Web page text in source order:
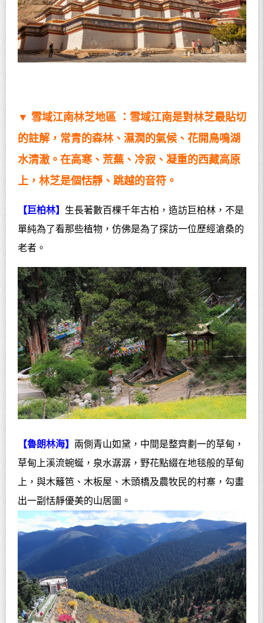
▼ 雪域江南林芝地區 ：雪域江南是對林芝最貼切
的註解，常青的森林、濕潤的氣候、花開鳥鳴湖
水清澈。在高寒、荒蕪、冷寂、凝重的西藏高原
上，林芝是個恬靜、跳越的音符。
【巨柏林】 生長著數百棵千年古柏，造訪巨柏林，不是
單純為了看那些植物，仿佛是為了探訪一位歷經滄桑的
老者。
【魯朗林海】 兩側青山如黛，中間是整齊劃一的草甸，
草甸上溪流蜿蜒，泉水潺潺，野花點綴在地毯般的草甸
上，與木籬笆、木板屋、木頭橋及農牧民的村寨，勾畫
出一副恬靜優美的山居圖。